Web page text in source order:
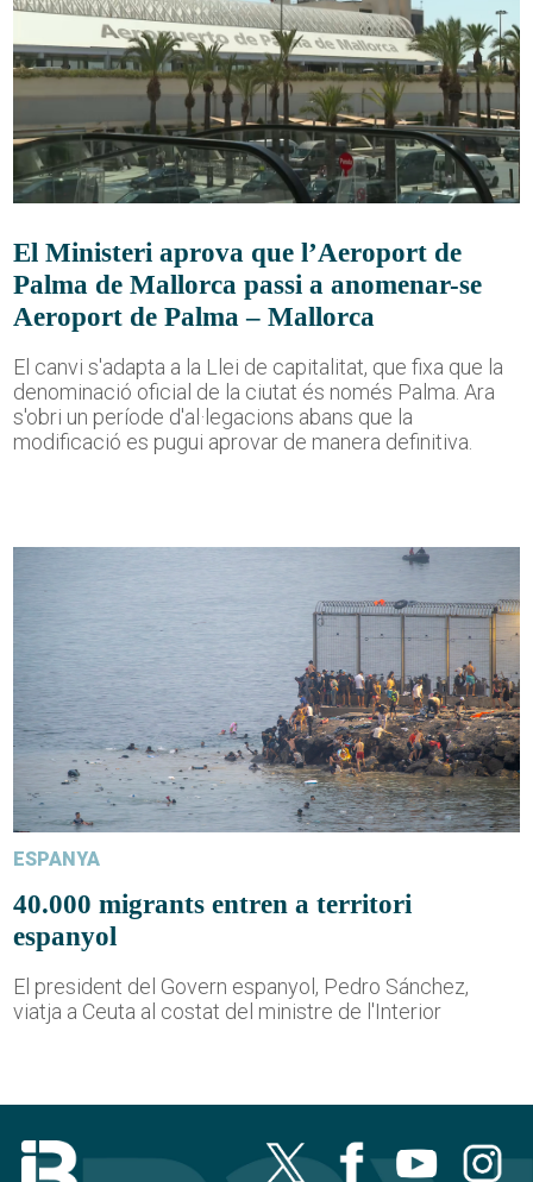
El Ministeri aprova que l’Aeroport de
Palma de Mallorca passi a anomenar-se
Aeroport de Palma – Mallorca
El canvi s'adapta a la Llei de capitalitat, que fixa que la
denominació oficial de la ciutat és només Palma. Ara
s'obri un període d'al·legacions abans que la
modificació es pugui aprovar de manera definitiva.
ESPANYA
40.000 migrants entren a territori
espanyol
El president del Govern espanyol, Pedro Sánchez,
viatja a Ceuta al costat del ministre de l'Interior